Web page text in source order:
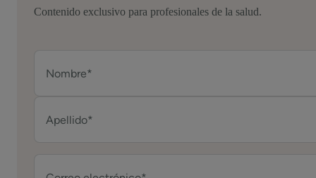
Contenido exclusivo para profesionales de la salud.